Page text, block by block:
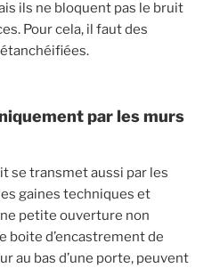
ils ne bloquent pas le bruit
Pour cela, il faut des
par les murs
se transmet aussi par les
gaines techniques et
petite ouverture non
boite d’encastrement de
au bas d’une porte, peuvent